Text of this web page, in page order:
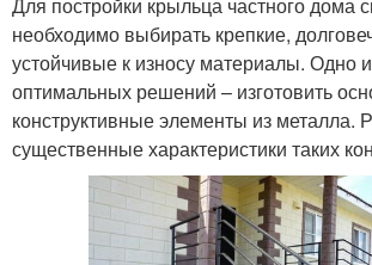
Для постройки крыльца частного дома
необходимо выбирать крепкие,
устойчивые к износу материалы. Одно
оптимальных решений – изготовить
конструктивные элементы из металла.
существенные характеристики таких